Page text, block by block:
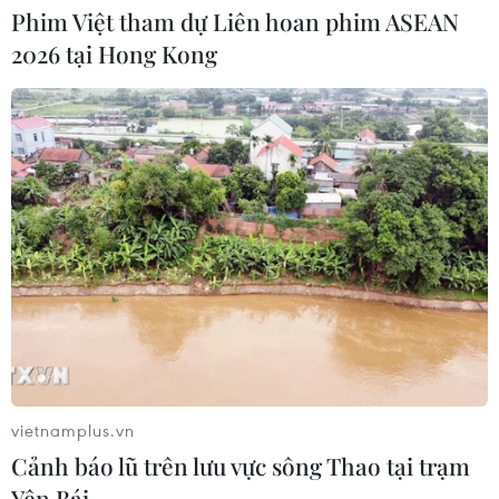
Phòng vệ thương mại và bài học
"chuẩn bị kỹ-thắng lớn" của doanh
nghiệp Việt
07/08/2026 01:14
Xem thêm
CƠ QUAN CHỦ QUẢN: THÔNG TẤN XÃ VIỆT NAM
Tổng Biên tập: TRẦN TIẾN DUẨN
Phim Việt tham dự Liên hoan phim ASEAN
2026 tại Hong Kong
vietnamplus.vn
Cảnh báo lũ trên lưu vực sông Thao tại trạm